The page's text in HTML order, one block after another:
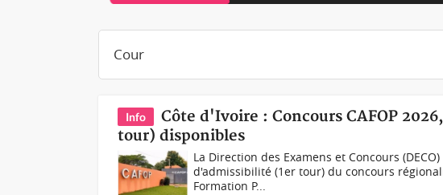
Info
Côte d'Ivoire : Concours CAFOP
tour) disponibles
La Direction des Examens et Concours
d'admissibilité (1er tour) du concours
Formation P...